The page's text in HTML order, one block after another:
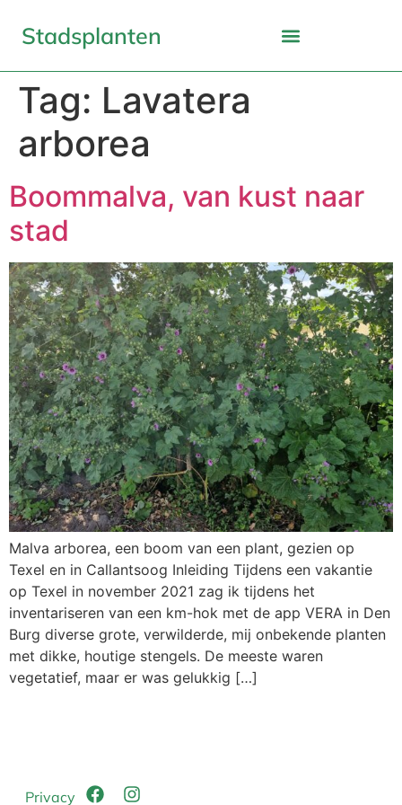
Stadsplanten
Tag: Lavatera
arborea
Boommalva, van kust naar
stad
Malva arborea, een boom van een plant, gezien op
Texel en in Callantsoog Inleiding Tijdens een vakantie
op Texel in november 2021 zag ik tijdens het
inventariseren van een km-hok met de app VERA in Den
Burg diverse grote, verwilderde, mij onbekende planten
met dikke, houtige stengels. De meeste waren
vegetatief, maar er was gelukkig […]
Privacy